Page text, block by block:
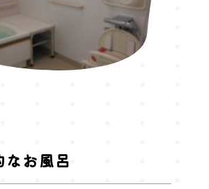
なお風呂